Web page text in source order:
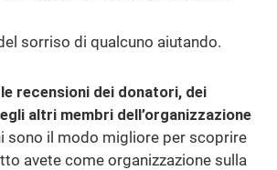
sorriso di qualcuno aiutando.
recensioni dei donatori, dei
altri membri dell’organizzazione
sono il modo migliore per scoprire
avete come organizzazione sulla